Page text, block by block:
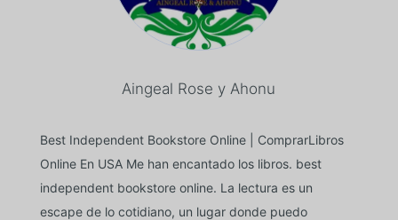
Aingeal Rose y Ahonu
Best Independent Bookstore Online | ComprarLibros
Online En USA Me han encantado los libros. best
independent bookstore online. La lectura es un
escape de lo cotidiano, un lugar donde puedo